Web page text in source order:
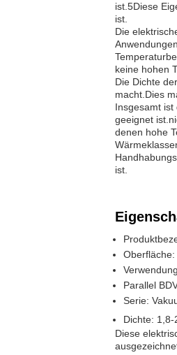
ist.5Diese
ist.
Die
keine hohen
Die Dichte
macht.Dies
Insgesamt ist
geeignet
denen hohe
ist.
Parallel
Serie:
Dichte: 1,8-
Diese